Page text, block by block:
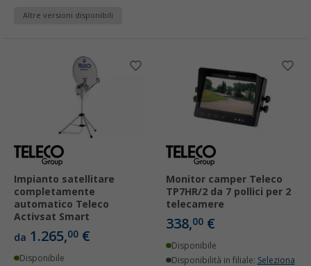
Altre versioni disponibili
Impianto satellitare
completamente
automatico Teleco
Activsat Smart
da 1.265,00 €
Disponibile
Monitor camper Teleco
TP7HR/2 da 7 pollici per 2
telecamere
338,00 €
Disponibile
Disponibilità in filiale: Seleziona